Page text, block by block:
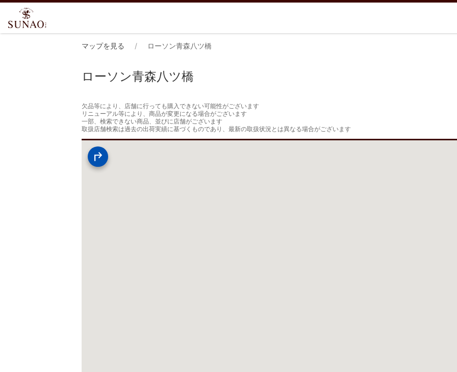
マップを見る ローソン青森八ツ橋
ローソン青森八ツ橋
欠品等により、店舗に行っても購入できない可能性がございます
リニューアル等により、商品が変更になる場合がございます
一部、検索できない商品、並びに店舗がございます
取扱店舗検索は過去の出荷実績に基づくものであり、最新の取扱状況とは異なる場合がございます